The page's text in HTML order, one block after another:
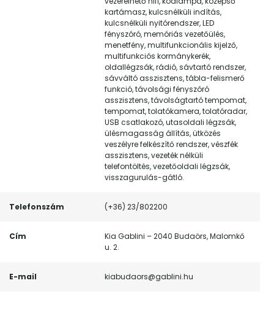
kartámasz, kulcsnélküli indítás,
kulcsnélküli nyitórendszer, LED
fényszóró, memóriás vezetőülés,
menetfény, multifunkcionális kijelző,
multifunkciós kormánykerék,
oldallégzsák, rádió, sávtartó rendszer,
sávváltó asszisztens, tábla-felismerő
funkció, távolsági fényszóró
asszisztens, távolságtartó tempomat,
tempomat, tolatókamera, tolatóradar,
USB csatlakozó, utasoldali légzsák,
ülésmagasság állítás, ütközés
veszélyre felkészítő rendszer, vészfék
asszisztens, vezeték nélküli
telefontöltés, vezetőoldali légzsák,
visszagurulás-gátló.
Telefonszám (+36) 23/802200
Cím
Kia Gablini – 2040 Budaörs, Malomkő
u. 2.
E-mail kiabudaors@gablini.hu